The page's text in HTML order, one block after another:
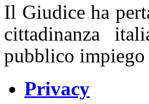
Il Giudice ha
cittadinanza
pubblico
Privacy